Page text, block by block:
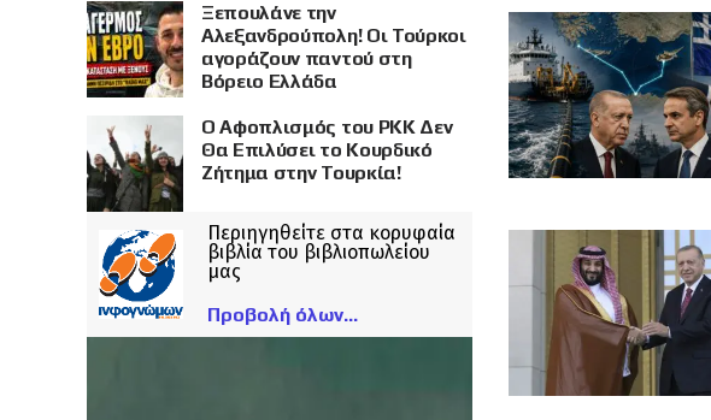
Ξεπουλάνε την
Αλεξανδρούπολη! Οι Τούρκοι
αγοράζουν παντού στη
Βόρειο Ελλάδα
Ο Αφοπλισμός του PKK Δεν
Θα Επιλύσει το Κουρδικό
Ζήτημα στην Τουρκία!
Περιηγηθείτε στα κορυφαία
βιβλία του βιβλιοπωλείου
μας
Προβολή όλων